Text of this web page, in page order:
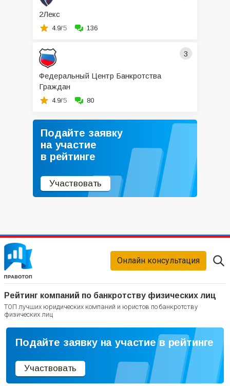
2Лекс
4.9/5 136
3
Федеральный Центр Банкротства
Граждан
4.9/5 80
Подайте заявку
на участие
в рейтинге
Участвовать
Рейтинг компаний по банкротству физических лиц
ТОП лучших юридических компаний и юристов по банкротству
физических лиц
Онлайн консультация
Подайте заявку на участие в рейтинге
Участвовать